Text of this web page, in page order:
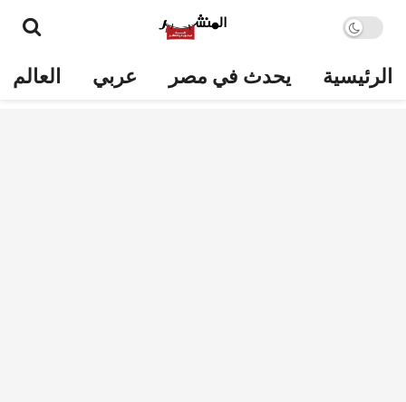
الرئيسية يحدث في مصر عربي العالم